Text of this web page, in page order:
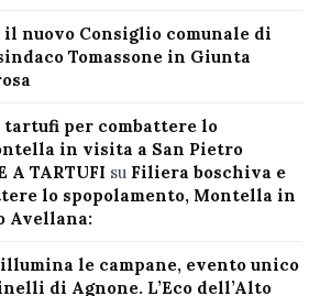
nuovo Consiglio comunale di
Tomassone in Giunta
per combattere lo
in visita a San Pietro
A TARTUFI su Filiera boschiva e
lo spopolamento, Montella in
Avellana:
le campane, evento unico
di Agnone. L’Eco dell’Alto